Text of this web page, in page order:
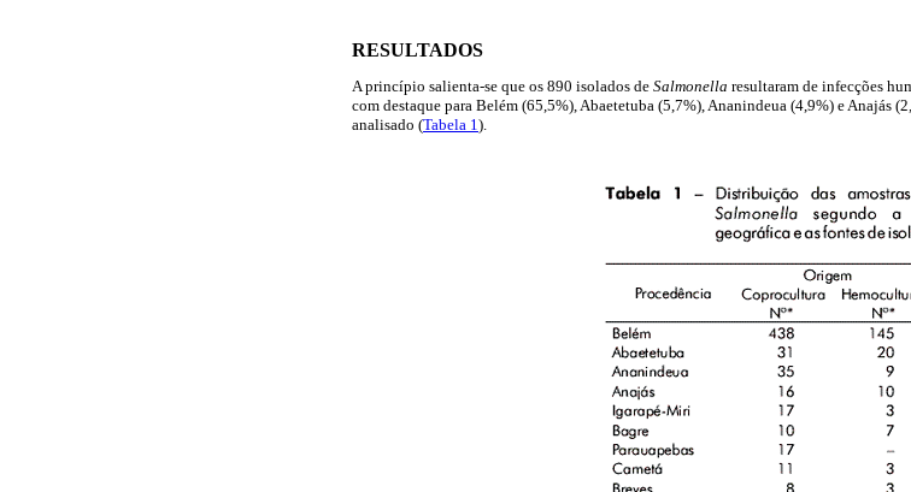
RESULTADOS
A princípio salienta-se que os 890 isolados de Salmonella resultaram de infecções
com destaque para Belém (65,5%), Abaetetuba (5,7%), Ananindeua (4,9%) e Anajás
analisado (Tabela 1 ).